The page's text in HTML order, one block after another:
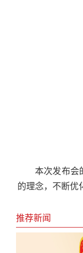
本次发布会
的理念，不断优
推荐新闻